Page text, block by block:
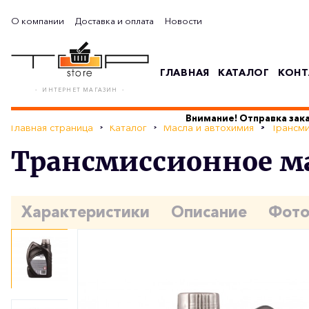
О компании Доставка и оплата Новости
- ИНТЕРНЕТ МАГАЗИН -
ГЛАВНАЯ КАТАЛОГ
Внимание! Отправка
Главная страница Каталог Масла и автохимия
Трансмиссионное
Характеристики Описание Фото